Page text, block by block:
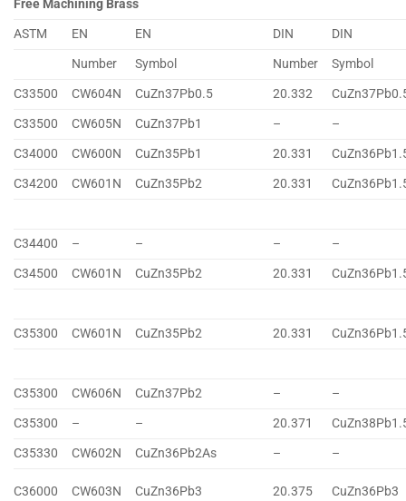
Free Machining Brass
ASTM
EN EN DIN
DIN
Number
Symbol Number
Symbol
C33500
CW604N CuZn37Pb0.5 20.332
C33500
CW605N CuZn37Pb1 –
–
C34000
CW600N CuZn35Pb1 20.331
C34200
CW601N CuZn35Pb2 20.331
C34400 – – –
–
C34500
CW601N CuZn35Pb2 20.331
C35300 CW601N CuZn35Pb2 20.331
C35300 CW606N CuZn37Pb2 –
–
C35300
– – 20.371
C35330
CW602N CuZn36Pb2As – –
C36000 CW603N CuZn36Pb3 20.375 CuZn36Pb3